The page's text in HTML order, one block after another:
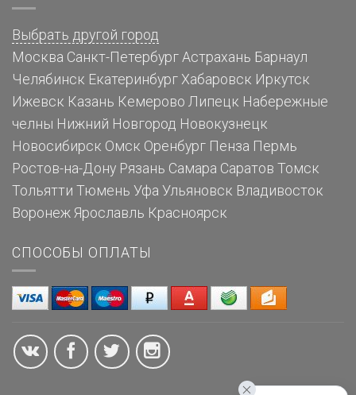
Выбрать другой город
Москва Санкт-Петербург Астрахань Барнаул
Челябинск Екатеринбург Хабаровск Иркутск
Ижевск Казань Кемерово Липецк Набережные
челны Нижний Новгород Новокузнецк
Новосибирск Омск Оренбург Пенза Пермь
Ростов-на-Дону Рязань Самара Саратов Томск
Тольятти Тюмень Уфа Ульяновск Владивосток
Воронеж Ярославль Красноярск
СПОСОБЫ ОПЛАТЫ